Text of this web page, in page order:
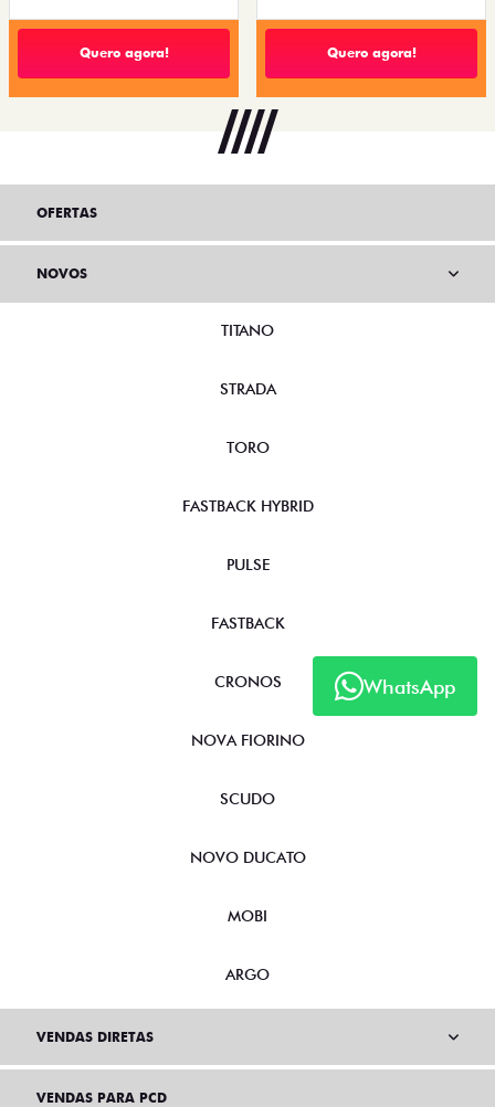
Quero agora! Quero agora!
WhatsApp
OFERTAS
NOVOS
TITANO
STRADA
TORO
FASTBACK HYBRID
PULSE
FASTBACK
CRONOS
NOVA FIORINO
SCUDO
NOVO DUCATO
MOBI
ARGO
VENDAS DIRETAS
VENDAS PARA PCD